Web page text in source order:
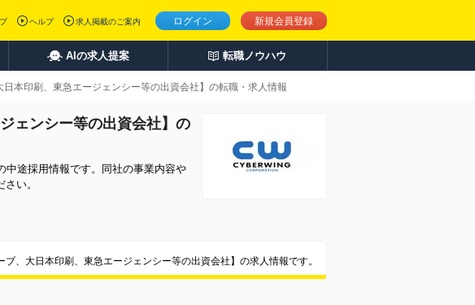
ログイン 新規会員登録
ヘルプ 求人掲載のご案内
AIの求人提案 転職ノウハウ
本印刷、東急エージェンシー等の出資会社】の転職・求人情報
ェンシー等の出資会社】の
中途採用情報です。同社の事業内容や
い。
、大日本印刷、東急エージェンシー等の出資会社】の求人情報です。